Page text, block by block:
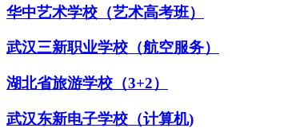
华中艺术学校（艺术高考班）
武汉三新职业学校（航空服务）
湖北省旅游学校（3+2）
武汉东新电子学校（计算机)